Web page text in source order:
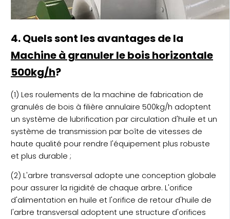
4. Quels sont les avantages de la
Machine à granuler le bois horizontale
500kg/h?
(1) Les roulements de la machine de fabrication de
granulés de bois à filière annulaire 500kg/h adoptent
un système de lubrification par circulation d'huile et un
système de transmission par boîte de vitesses de
haute qualité pour rendre l'équipement plus robuste
et plus durable ;
(2) L'arbre transversal adopte une conception globale
pour assurer la rigidité de chaque arbre. L'orifice
d'alimentation en huile et l'orifice de retour d'huile de
l'arbre transversal adoptent une structure d'orifices